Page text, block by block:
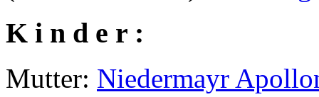
K i n d e r :
Mutter: Niedermayr